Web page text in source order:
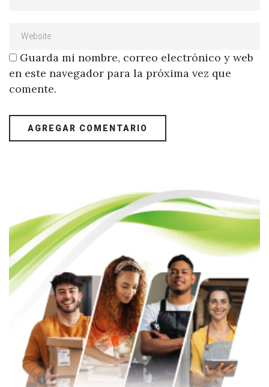
Guarda mi nombre, correo electrónico y web
en este navegador para la próxima vez que
comente.